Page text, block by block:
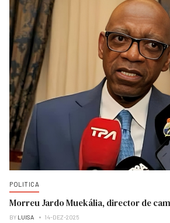
POLITICA
Morreu Jardo Muekália, director de
BY LUISA 14-DEZ-2025